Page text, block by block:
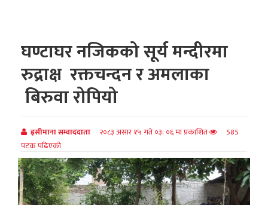
घण्टाघर नजिकको सूर्य मन्दीरमा
रुद्राक्ष रक्तचन्दन र अमलाका
बिरुवा रोपियो
इसीमाना सम्वाददाता २०८३ असार १५ गते ०३: ०६ मा प्रकाशित
585
पटक पढिएको